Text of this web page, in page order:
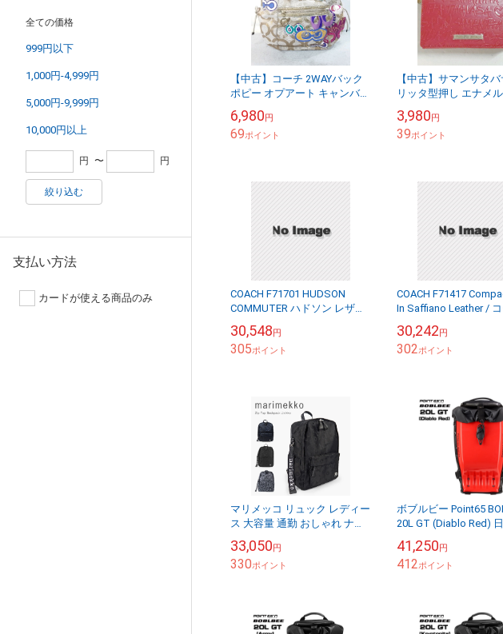
全ての価格
999円以下
1,000円-4,999円
5,000円-9,999円
10,000円以上
円 〜 円
絞り込む
支払い方法
カードが使える商品のみ
【中古】コーチ 2WAYバック
ポピー オプアート キャンバス
6,980円
69ポイント
【中古】サマンサタバ
リッタ型押し エナメル
3,980円
39ポイント
COACH F71701 HUDSON
COMMUTER ハドソン レザー
ムースレザー 2WA...
30,548円
305ポイント
COACH F71417
In Saffiano Leather / コ
30,242円
302ポイント
マリメッコ リュック レディー
ス 大容量 通勤 おしゃれ ナイ
ック ブランド A4 デイパック
女性...
33,050円
330ポイント
ボブルビー Point65
20L GT (Diablo Red) 日
を除く）...
41,250円
412ポイント